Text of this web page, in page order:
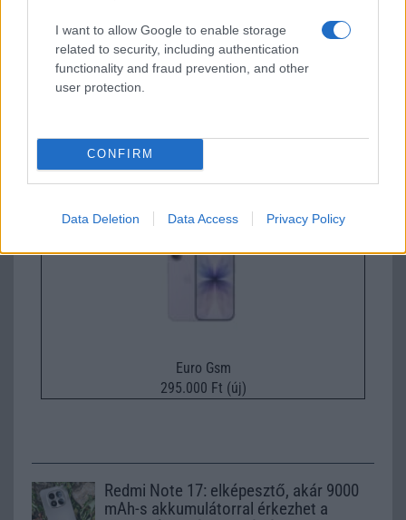
I want to allow Google to enable storage
related to security, including authentication
functionality and fraud prevention, and other
user protection.
CONFIRM
Data Deletion Data Access Privacy Policy
224.000 Ft (új)
Euro Gsm
295.000 Ft (új)
Redmi Note 17: elképesztő, akár 9000
mAh-s akkumulátorral érkezhet a